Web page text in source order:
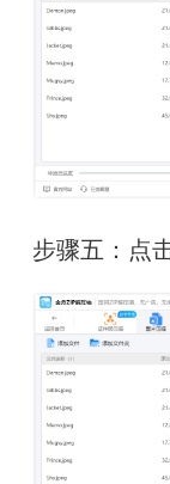
步骤五：点